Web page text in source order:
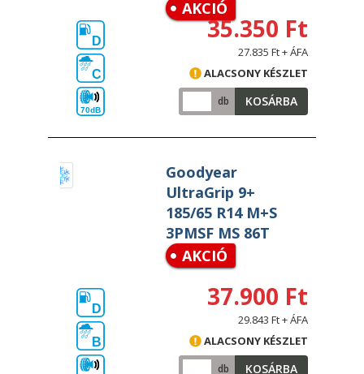
AKCIÓ
D
C
70dB
35.350 Ft
27.835 Ft + ÁFA
ALACSONY KÉSZLET
db KOSÁRBA
Goodyear
UltraGrip 9+
185/65 R14 M+S
3PMSF MS 86T
AKCIÓ
D
B
37.900 Ft
29.843 Ft + ÁFA
ALACSONY KÉSZLET
db KOSÁRBA